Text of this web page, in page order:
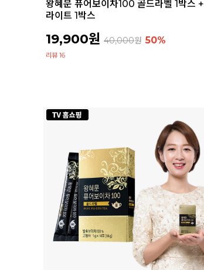
왕혜문 퓨어보이차100 골드라벨 1박스 +
라이트 1박스
19,900원 40,000원 50%
리뷰 16